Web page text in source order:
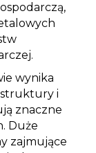
wynika
i
znaczne
Duże
zajmujące